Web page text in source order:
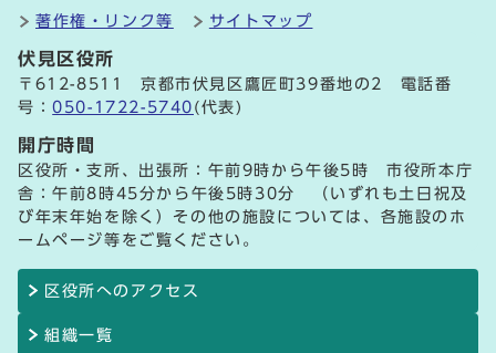
著作権・リンク等 サイトマップ
伏見区役所
〒612-8511 京都市伏見区鷹匠町39番地の2 電話番
号：050-1722-5740 (代表)
開庁時間
区役所・支所、出張所：午前9時から午後5時 市役所本庁
舎：午前8時45分から午後5時30分 （いずれも土日祝及
び年末年始を除く）その他の施設については、各施設のホ
ームページ等をご覧ください。
区役所へのアクセス
組織一覧